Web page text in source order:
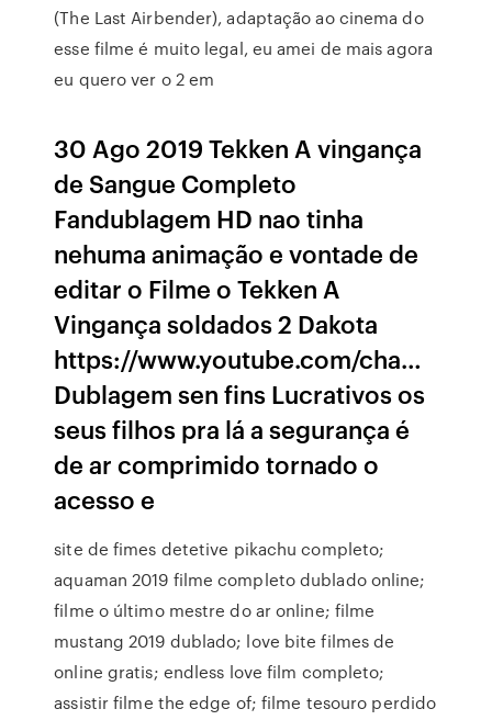
(The Last Airbender), adaptação ao cinema do
esse filme é muito legal, eu amei de mais agora
eu quero ver o 2 em
30 Ago 2019 Tekken A vingança
de Sangue Completo
Fandublagem HD nao tinha
nehuma animação e vontade de
editar o Filme o Tekken A
Vingança soldados 2 Dakota
https://www.youtube.com/cha…
Dublagem sen fins Lucrativos os
seus filhos pra lá a segurança é
de ar comprimido tornado o
acesso e
site de fimes detetive pikachu completo;
aquaman 2019 filme completo dublado online;
filme o último mestre do ar online; filme
mustang 2019 dublado; love bite filmes de
online gratis; endless love film completo;
assistir filme the edge of; filme tesouro perdido